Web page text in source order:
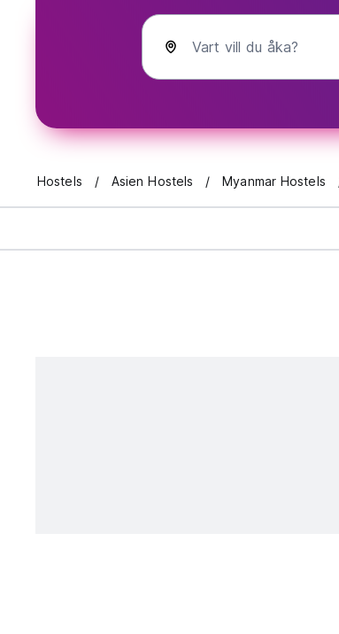
Vart vill du åka?
Hostels Asien Hostels Myanmar Hostels